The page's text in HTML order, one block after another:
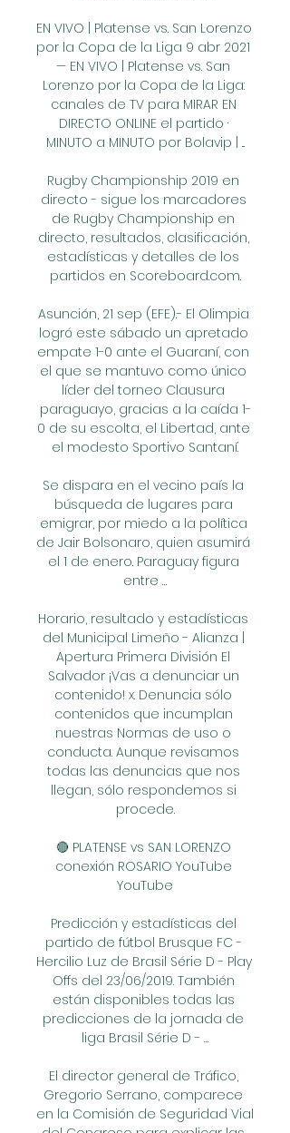
EN VIVO | Platense vs. San Lorenzo
por la Copa de la Liga 9 abr 2021
— EN VIVO | Platense vs. San
Lorenzo por la Copa de la Liga:
canales de TV para MIRAR EN
DIRECTO ONLINE el partido ·
MINUTO a MINUTO por Bolavip | ...
Rugby Championship 2019 en
directo - sigue los marcadores
de Rugby Championship en
directo, resultados, clasificación,
estadísticas y detalles de los
partidos en Scoreboard.com.
Asunción, 21 sep (EFE).- El Olimpia
logró este sábado un apretado
empate 1-0 ante el Guaraní, con
el que se mantuvo como único
líder del torneo Clausura
paraguayo, gracias a la caída 1-
0 de su escolta, el Libertad, ante
el modesto Sportivo Santaní.
Se dispara en el vecino país la
búsqueda de lugares para
emigrar, por miedo a la política
de Jair Bolsonaro, quien asumirá
el 1 de enero. Paraguay figura
entre …
Horario, resultado y estadísticas
del Municipal Limeño - Alianza |
Apertura Primera División El
Salvador ¡Vas a denunciar un
contenido! x. Denuncia sólo
contenidos que incumplan
nuestras Normas de uso o
conducta. Aunque revisamos
todas las denuncias que nos
llegan, sólo respondemos si
procede.
🔴 PLATENSE vs SAN LORENZO
conexión ROSARIO YouTube
YouTube
Predicción y estadísticas del
partido de fútbol Brusque FC -
Hercilio Luz de Brasil Série D - Play
Offs del 23/06/2019. También
están disponibles todas las
predicciones de la jornada de
liga Brasil Série D - …
El director general de Tráfico,
Gregorio Serrano, comparece
en la Comisión de Seguridad Vial